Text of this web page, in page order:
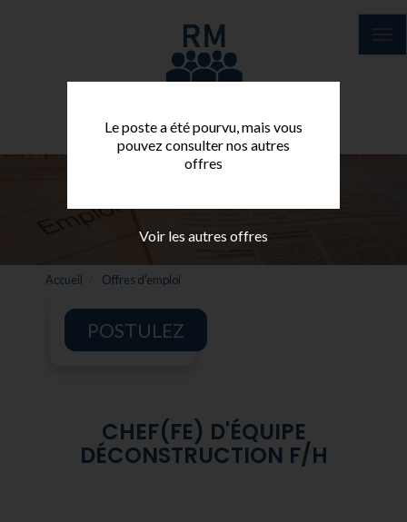
Accueil Offres d'emploi
Le poste a été pourvu, mais vous
pouvez consulter nos autres
offres
Voir les autres offres
POSTULEZ
CHEF(FE) D'ÉQUIPE
DÉCONSTRUCTION F/H